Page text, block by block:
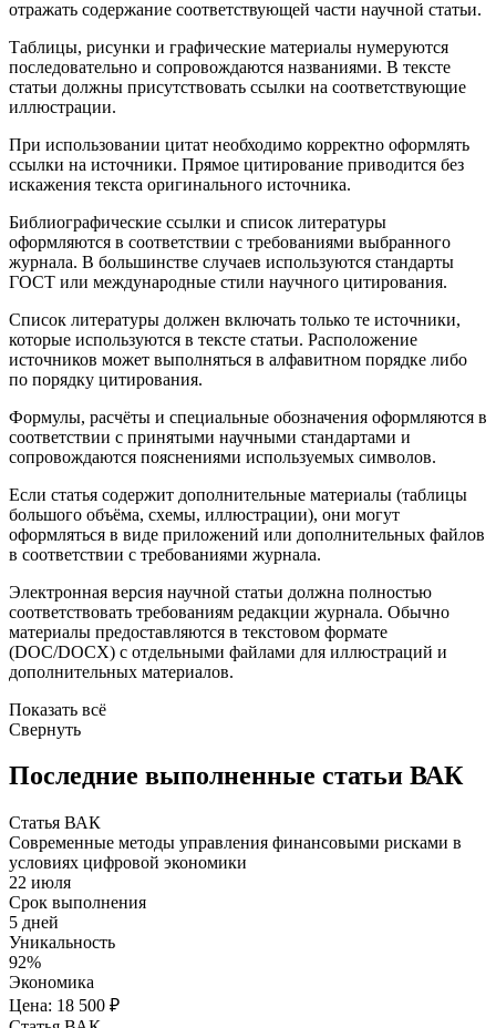
отражать содержание соответствующей части научной статьи.
Таблицы, рисунки и графические материалы нумеруются
последовательно и сопровождаются названиями. В тексте
статьи должны присутствовать ссылки на соответствующие
иллюстрации.
При использовании цитат необходимо корректно оформлять
ссылки на источники. Прямое цитирование приводится без
искажения текста оригинального источника.
Библиографические ссылки и список литературы
оформляются в соответствии с требованиями выбранного
журнала. В большинстве случаев используются стандарты
ГОСТ или международные стили научного цитирования.
Список литературы должен включать только те источники,
которые используются в тексте статьи. Расположение
источников может выполняться в алфавитном порядке либо
по порядку цитирования.
Формулы, расчёты и специальные обозначения оформляются в
соответствии с принятыми научными стандартами и
сопровождаются пояснениями используемых символов.
Если статья содержит дополнительные материалы (таблицы
большого объёма, схемы, иллюстрации), они могут
оформляться в виде приложений или дополнительных файлов
в соответствии с требованиями журнала.
Электронная версия научной статьи должна полностью
соответствовать требованиям редакции журнала. Обычно
материалы предоставляются в текстовом формате
(DOC/DOCX) с отдельными файлами для иллюстраций и
дополнительных материалов.
Показать всё
Свернуть
Последние выполненные статьи ВАК
Статья ВАК
Современные методы управления финансовыми рисками в
условиях цифровой экономики
22 июля
Срок выполнения
5 дней
Уникальность
92%
Экономика
Цена: 18 500 ₽